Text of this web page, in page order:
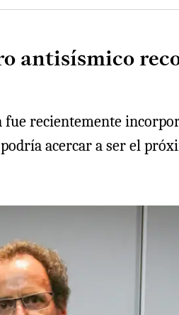
antisísmico
recientemente
acercar a ser el